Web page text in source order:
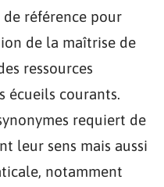
référence pour
de la maîtrise de
ressources
écueils courants.
requiert de
leur sens mais aussi
notamment